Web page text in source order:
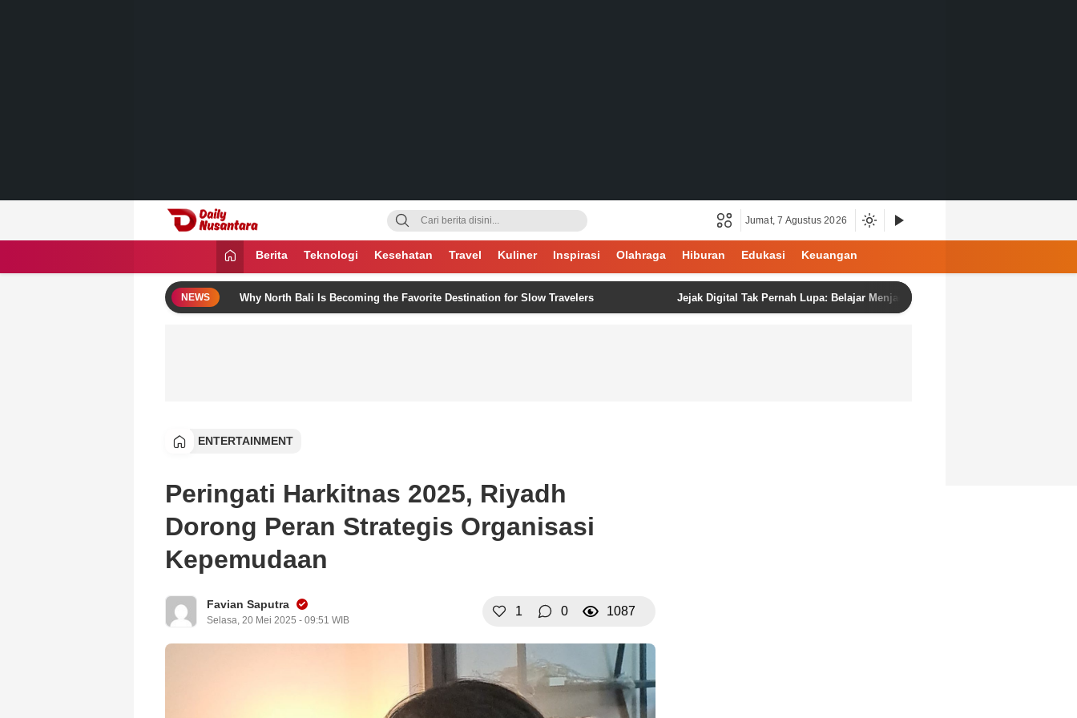
Daily Nusantara
Menyajikan Fakta, Menginspirasi Bangsa
Jumat, 7 Agustus 2026
Berita Teknologi Kesehatan Travel Kuliner Inspirasi Olahraga Hiburan Edukasi Keuangan
NEWS
Why North Bali Is Becoming the Favorite Destination for Slow Travelers Jejak Digital Tak Pernah Lupa: Belajar Menjadi Manusia di Ruang Digital
ENTERTAINMENT
Peringati Harkitnas 2025, Riyadh
Dorong Peran Strategis Organisasi
Kepemudaan
Favian Saputra
Selasa, 20 Mei 2025 - 09:51 WIB
1 0 1087